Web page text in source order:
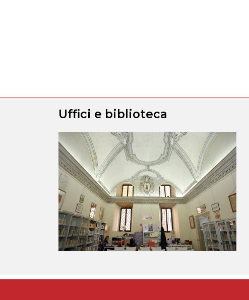
Uffici e biblioteca